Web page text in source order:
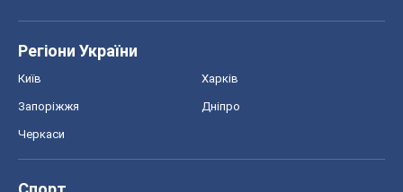
Регіони України
Київ Харків
Запоріжжя Дніпро
Черкаси